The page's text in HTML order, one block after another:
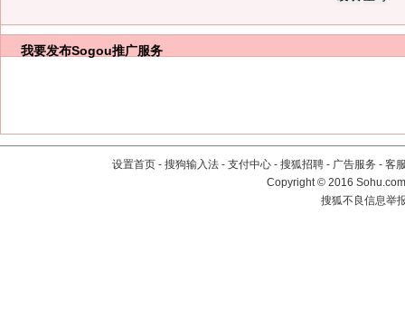
我要发布Sogou推广服务
设置首页 - 搜狗输入法 - 支付中心 - 搜狐招聘 - 广告服务 - 客
Copyright©2016
搜狐不良信息举